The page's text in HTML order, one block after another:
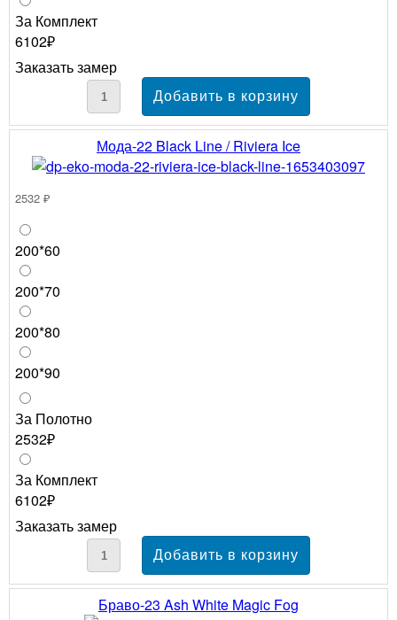
За Комплект
6102₽
Заказать замер
Мода-22 Black Line / Riviera Ice
2532 ₽
200*60
200*70
200*80
200*90
За Полотно
2532₽
За Комплект
6102₽
Заказать замер
Браво-23 Ash White Magic Fog